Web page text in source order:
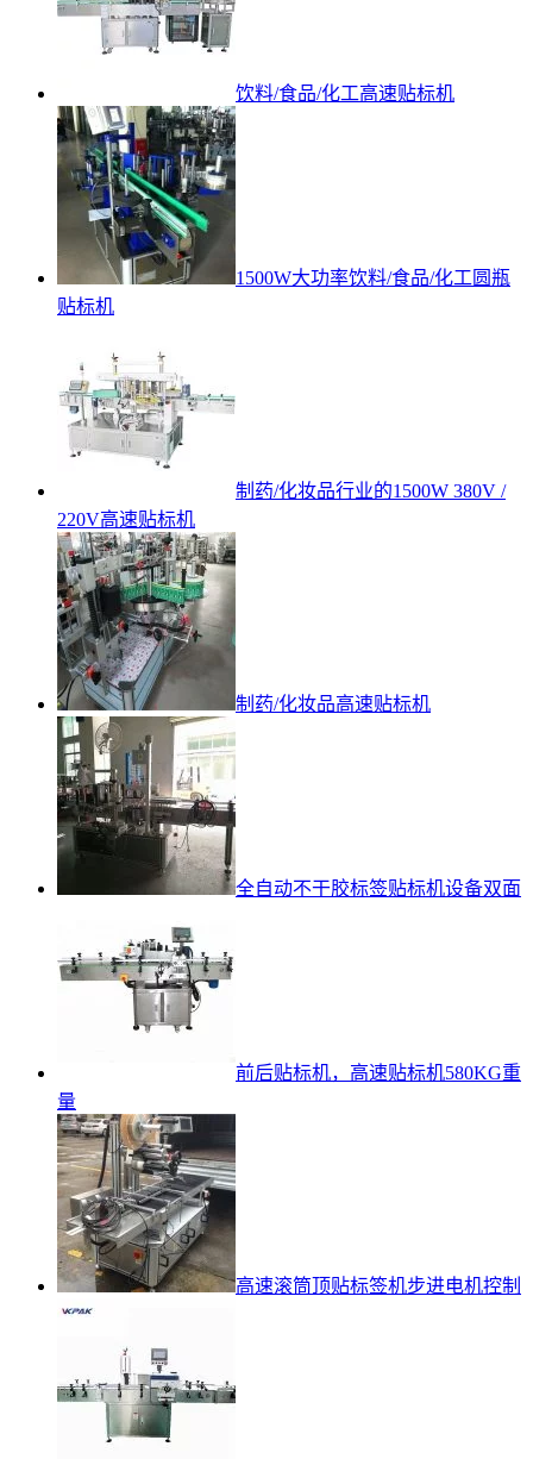
饮料/食品/化工高速贴标机
1500W大功率饮料/食品/化工圆瓶
贴标机
制药/化妆品行业的1500W 380V /
220V高速贴标机
制药/化妆品高速贴标机
全自动不干胶标签贴标机设备双面
前后贴标机，高速贴标机580KG重
量
高速滚筒顶贴标签机步进电机控制